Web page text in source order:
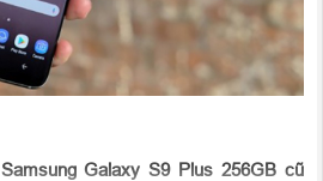
Samsung Galaxy S9 Plus 256GB cũ